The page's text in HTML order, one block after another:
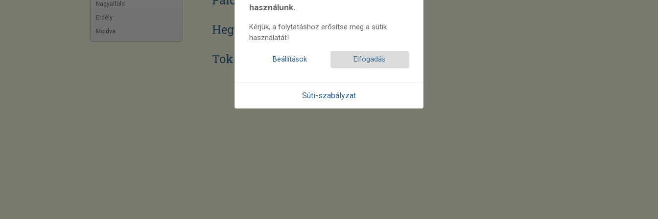
Nagyalföld
Erdély
Moldva
használunk.
Kérjük, a folytatáshoz erősítse meg a sütik
használatát!
Beállítások Elfogadás
Süti-szabályzat
Hegyköz Cikkek száma: 1
Tokaj-Hegyalja Cikkek száma: 1